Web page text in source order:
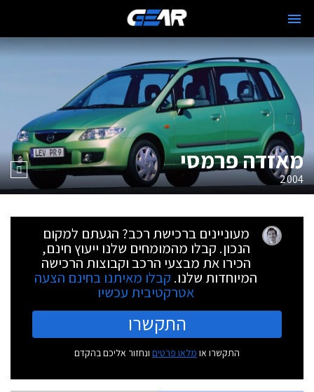
מאזדה פרמסי
2004
מעוניינים ברכישת רכב? הגעתם למקום
הנכון. קבלו מהמומחים שלנו ייעוץ חינם,
הכירו את מבצעי הרכב וקבוצות הרכישה
המיוחדות שלנו. קבלו מאיתנו בחינם הצעה
אטרקטיבית עכשיו
התקשרו
התקשרו או מלאו פרטים ונחזור אליכם בהקדם